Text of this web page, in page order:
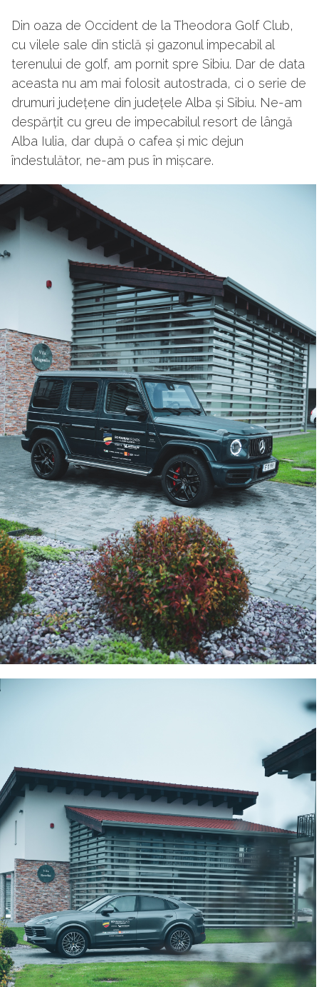
Din oaza de Occident de la Theodora Golf Club,
cu vilele sale din sticlă și gazonul impecabil al
terenului de golf, am pornit spre Sibiu. Dar de data
aceasta nu am mai folosit autostrada, ci o serie de
drumuri județene din județele Alba și Sibiu. Ne-am
despărțit cu greu de impecabilul resort de lângă
Alba Iulia, dar după o cafea și mic dejun
îndestulător, ne-am pus în mișcare.